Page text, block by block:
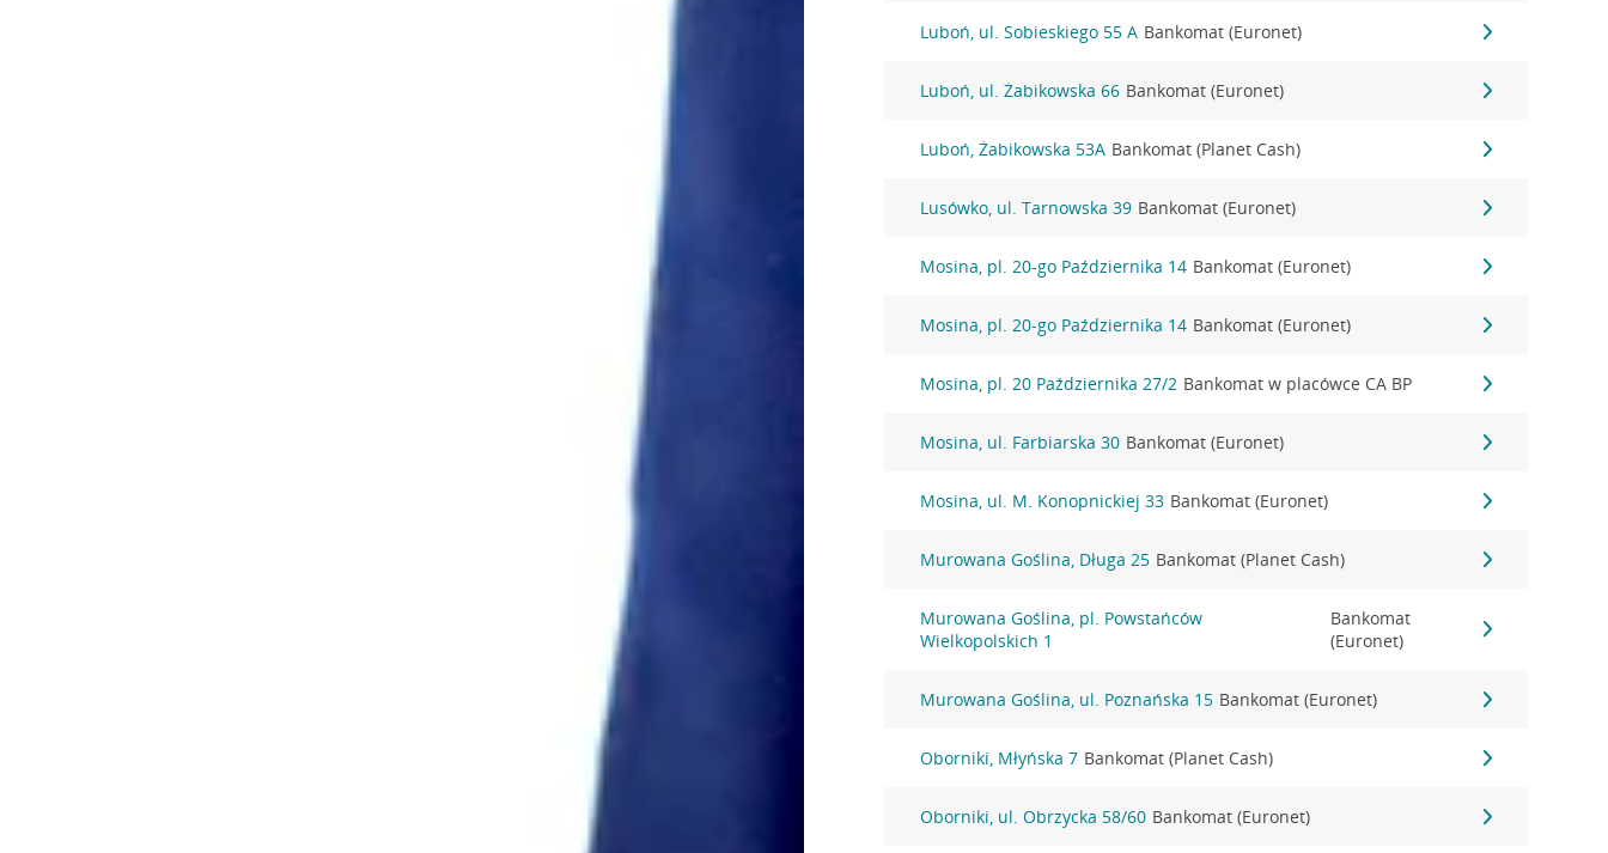
Luboń, ul. Sobieskiego 55 A Bankomat (Euronet)
Luboń, ul. Żabikowska 66 Bankomat (Euronet)
Luboń, Żabikowska 53A Bankomat (Planet Cash)
Lusówko, ul. Tarnowska 39 Bankomat (Euronet)
Mosina, pl. 20-go Października 14 Bankomat (Euronet)
Mosina, pl. 20-go Października 14 Bankomat (Euronet)
Mosina, pl. 20 Października 27/2 Bankomat w placówce CA BP
Mosina, ul. Farbiarska 30 Bankomat (Euronet)
Mosina, ul. M. Konopnickiej 33 Bankomat (Euronet)
Murowana Goślina, Długa 25 Bankomat (Planet Cash)
Murowana Goślina, pl. Powstańców
Wielkopolskich 1
Bankomat
(Euronet)
Murowana Goślina, ul. Poznańska 15 Bankomat (Euronet)
Oborniki, Młyńska 7 Bankomat (Planet Cash)
Oborniki, ul. Obrzycka 58/60 Bankomat (Euronet)